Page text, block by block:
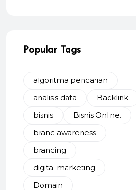
Popular Tags
algoritma pencarian
analisis data
Backlink
bisnis
Bisnis Online.
brand awareness
branding
digital marketing
Domain